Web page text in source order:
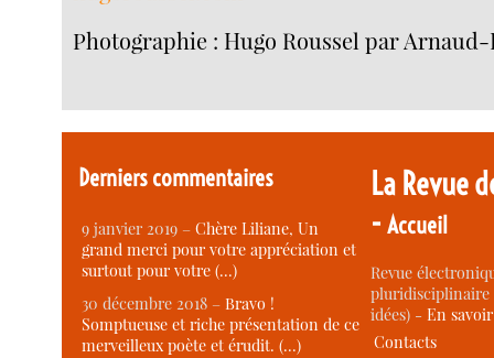
Photographie : Hugo Roussel par
Derniers commentaires
9 janvier 2019 –Chère Liliane, Un
grand merci pour votre appréciation et
surtout pour votre (…)
30 décembre 2018 –Bravo !
Somptueuse et riche présentation de ce
merveilleux poète et érudit. (…)
La Revue
-Accueil
Revue
idées) -En
Contacts